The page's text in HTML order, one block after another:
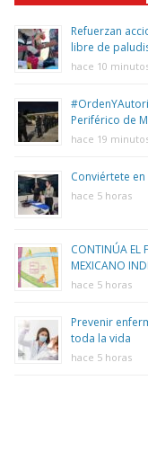
Refuerzan
libre de
hace 10
Periférico de
hace 19
Conviértete
hace 5 horas
CONTINÚA EL
MEXICANO
hace 5 horas
Prevenir
toda la vida
hace 5 horas